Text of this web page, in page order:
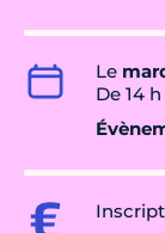
Le
De 14